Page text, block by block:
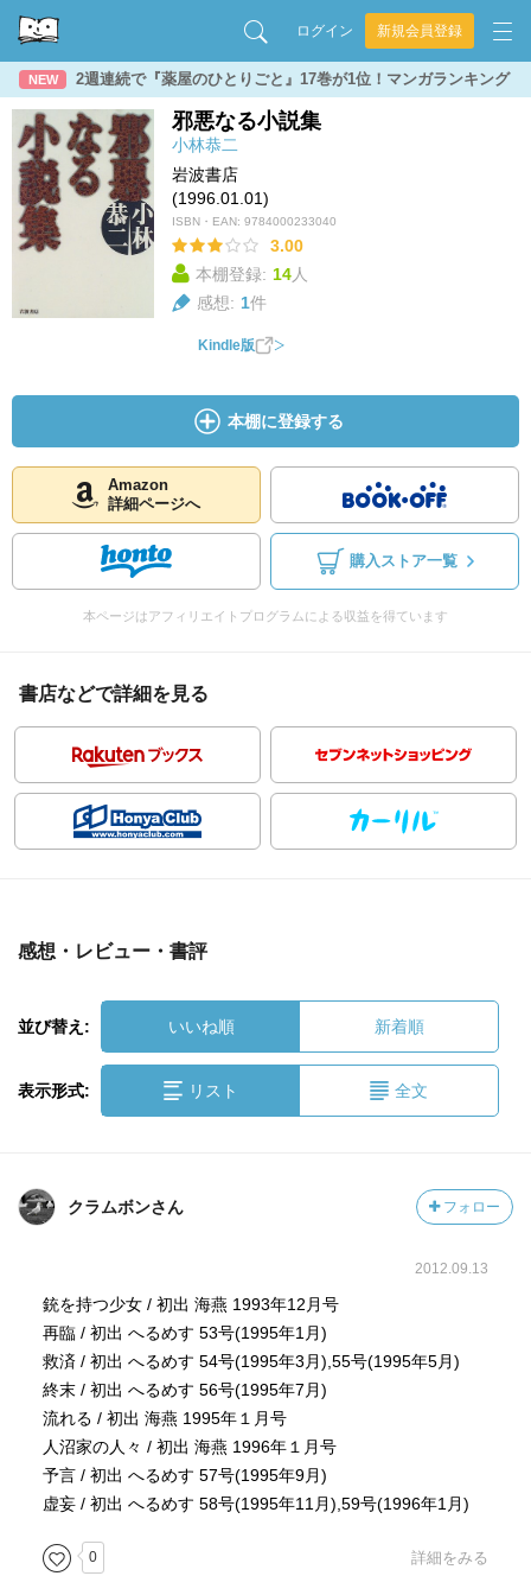
ログイン 新規会員登録
NEW 2週連続で『薬屋のひとりごと』17巻が1位！マンガランキング
邪悪なる小説集
小林恭二
岩波書店
(1996.01.01)
ISBN・EAN: 9784000233040
3.00
本棚登録: 14人
感想: 1件
Kindle版
本棚に登録する
Amazon
詳細ページへ
購入ストア一覧
本ページはアフィリエイトプログラムによる収益を得ています
書店などで詳細を見る
感想・レビュー・書評
並び替え: いいね順 新着順
表示形式: リスト 全文
クラムボンさん フォロー
2012.09.13
銃を持つ少女 / 初出 海燕 1993年12月号
再臨 / 初出 へるめす 53号(1995年1月)
救済 / 初出 へるめす 54号(1995年3月),55号(1995年5月)
終末 / 初出 へるめす 56号(1995年7月)
流れる / 初出 海燕 1995年１月号
人沼家の人々 / 初出 海燕 1996年１月号
予言 / 初出 へるめす 57号(1995年9月)
虚妄 / 初出 へるめす 58号(1995年11月),59号(1996年1月)
0 詳細をみる